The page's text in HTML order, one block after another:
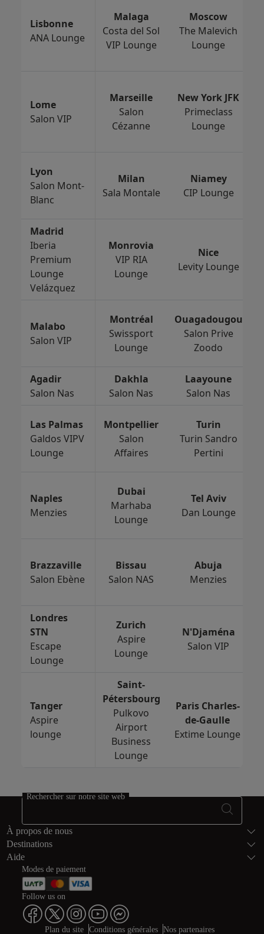
Lisbonne
ANA Lounge
Malaga
Costa del Sol
VIP Lounge
Moscow
The Malevich
Lounge
Lome
Salon VIP
Marseille
Salon
Cézanne
New York JFK
Primeclass
Lounge
Lyon
Salon Mont-
Blanc
Milan
Sala Montale
Niamey
CIP Lounge
Madrid
Iberia
Premium
Lounge
Velázquez
Monrovia
VIP RIA
Lounge
Nice
Levity Lounge
Malabo
Salon VIP
Montréal
Swissport
Lounge
Ouagadougou
Salon Prive
Zoodo
Agadir
Salon Nas
Dakhla
Salon Nas
Laayoune
Salon Nas
Las Palmas
Galdos VIPV
Lounge
Montpellier
Salon
Affaires
Turin
Turin Sandro
Pertini
Naples
Menzies
Dubai
Marhaba
Lounge
Tel Aviv
Dan Lounge
Brazzaville
Salon Ebène
Bissau
Salon NAS
Abuja
Menzies
Londres
STN
Escape
Lounge
Zurich
Aspire
Lounge
N'Djaména
Salon VIP
Tanger
Aspire
lounge
Saint-
Pétersbourg
Pulkovo
Airport
Business
Lounge
Paris Charles-
de-Gaulle
Extime Lounge
Bas de page
Rechercher sur notre site web
À propos de nous
Destinations
Aide
Modes de paiement
Follow us on
Plan du site Conditions générales Nos partenaires